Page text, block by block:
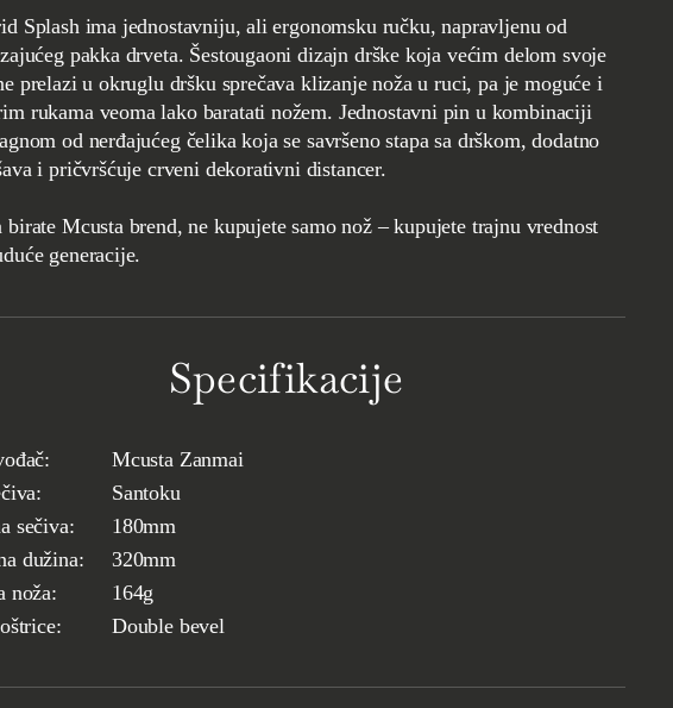
Splash ima jednostavniju, ali ergonomsku ručku, napravljenu od
pakka drveta. Šestougaoni dizajn drške koja većim delom svoje
prelazi u okruglu dršku sprečava klizanje noža u ruci, pa je moguće i
rukama veoma lako baratati nožem. Jednostavni pin u kombinaciji
od nerđajućeg čelika koja se savršeno stapa sa drškom, dodatno
i pričvršćuje crveni dekorativni distancer.
birate Mcusta brend, ne kupujete samo nož – kupujete trajnu vrednost
generacije.
Specifikacije
Mcusta Zanmai
Santoku
sečiva:
180mm
dužina:
320mm
noža:
164g
Double bevel
VG10